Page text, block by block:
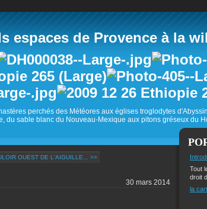
espaces de Provence à la
perchés des Météores aux églises troglodytes
du sable blanc du Nouveau-Mexique aux pitons gréseux du
OUEST DE L'AIGUILLE... >>
30 mars 2014
Tout
droit
la